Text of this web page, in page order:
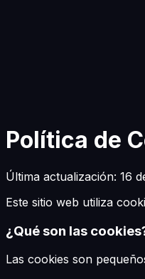
Política de
Última actualización: 16
Este sitio web utiliza
¿Qué son las
Las cookies son